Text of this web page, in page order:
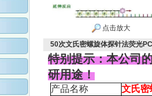
点击放大
50次文氏密螺旋体探针法荧光
特别提示：本公司
研用途！
产品名称
文氏密